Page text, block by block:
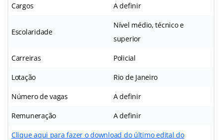
Cargos A definir
Escolaridade
Nível médio, técnico e
superior
Carreiras Policial
Lotação Rio de Janeiro
Número de vagas A definir
Remuneração A definir
Clique aqui para fazer o download do último edital do